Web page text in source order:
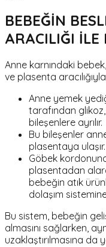
BEBEĞİN
ARACILIĞI İLE
Anne karnındaki
ve plasenta
Anne yemek
tarafından
bileşenlere ayrılır.
Bu bileşenler
plasentaya ulaşır.
Göbek
plasentadan
bebeğin atık
dolaşım
Bu sistem, bebeğin
almasını sağlarken,
uzaklaştırılmasına da